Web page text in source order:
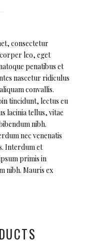
consectetur
leo, eget
penatibus et
nascetur ridiculus
convallis.
tincidunt, lectus eu
lacinia tellus, vitae
nibh.
nec venenatis
Interdum et
primis in
nibh. Mauris ex